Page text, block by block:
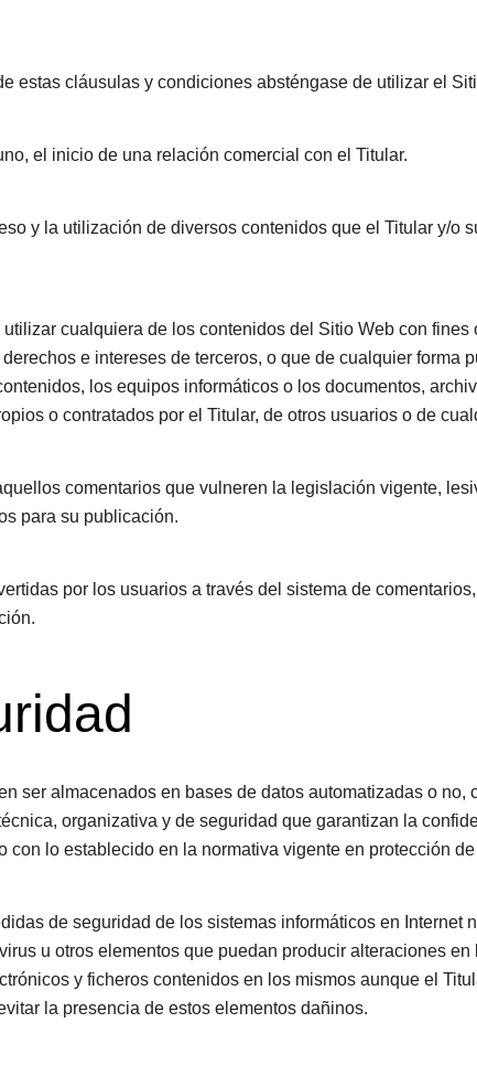
estas cláusulas y condiciones absténgase de utilizar el
el inicio de una relación comercial con el Titular.
y la utilización de diversos contenidos que el Titular y/o
cualquiera de los contenidos del Sitio Web con
e intereses de terceros, o que de cualquier forma
los equipos informáticos o los documentos,
o contratados por el Titular, de otros usuarios o de
comentarios que vulneren la legislación vigente,
para su publicación.
por los usuarios a través del sistema de
ser almacenados en bases de datos automatizadas o no,
organizativa y de seguridad que garantizan la
lo establecido en la normativa vigente en protección de
de seguridad de los sistemas informáticos en Internet
u otros elementos que puedan producir alteraciones
y ficheros contenidos en los mismos aunque el
la presencia de estos elementos dañinos.